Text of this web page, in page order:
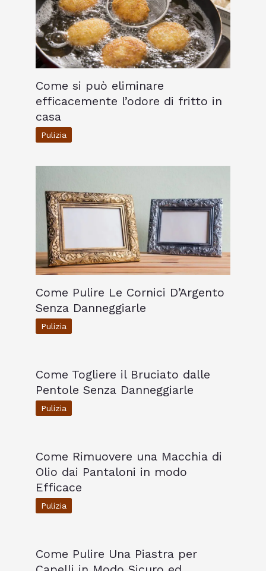
Come si può eliminare
efficacemente l’odore di fritto in
casa
Pulizia
Come Pulire Le Cornici D’Argento
Senza Danneggiarle
Pulizia
Come Togliere il Bruciato dalle
Pentole Senza Danneggiarle
Pulizia
Come Rimuovere una Macchia di
Olio dai Pantaloni in modo
Efficace
Pulizia
Come Pulire Una Piastra per